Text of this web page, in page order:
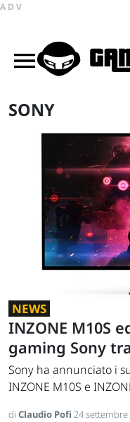
ADV
SONY
NEWS
INZONE M10S
gaming Sony
Sony ha annunciato i
INZONE M10S e
di Claudio Pofi 24 settembre